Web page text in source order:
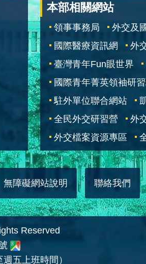
本部相關網站
領事事務局 外交及
國際醫療資訊網
外
臺灣青年Fun眼世界
國際青年菁英領袖研
駐外單位聯合網站
全民外交研習營
外
外交檔案資源專區
無障礙網站說明 聯絡我們
Reserved
五上班時間）